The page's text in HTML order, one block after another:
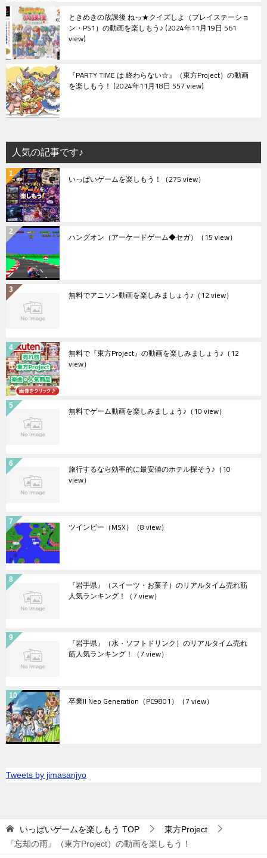
ときめきの放課後 ねっ★クイズしよ（プレイステーショ
ン・PS1）の動画を楽しもう♪ 2024年11月19日 561
view
『PARTY TIME は 終わらない☆』（東方Project）の動画
を楽しもう！ 2024年11月18日 557 view
人気の記事です♪
いっぱいゲームを楽しもう！ （275 view）
ハングオン（アーケードゲーム◆セガ） （15 view）
無料でアニソン動画を楽しみましょう♪ （12 view）
無料で『東方Project』の動画を楽しみましょう♪ （12
view）
無料でゲーム動画を楽しみましょう♪ （10 view）
旅行するなら効率的に最安値のホテル探そう♪ （10
view）
ツインビー（MSX） （8 view）
『岩手県』（スイーツ・お菓子）のリアルタイム売れ筋
人気ランキング！ （7 view）
『岩手県』（水・ソフトドリンク）のリアルタイム売れ
筋人気ランキング！ （7 view）
卒業II Neo Generation（PC9801） （7 view）
Tweets by jimasanjyo
いっぱいゲームを楽しもう TOP
東方Project
『忘却の雨』（東方Project）の動画を楽しもう！